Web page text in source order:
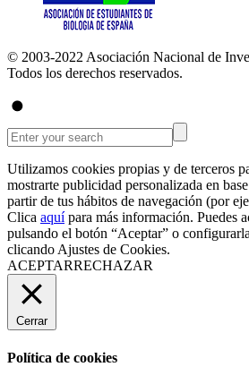
© 2003-2022 Asociación Nacional de
Todos los derechos reservados.
Utilizamos cookies propias y de terceros
mostrarte publicidad personalizada en
partir de tus hábitos de navegación (por
Clica aquí para más información. Puedes
pulsando el botón “Aceptar” o
clicandoAjustes de Cookies.
ACEPTARRECHAZAR
Cerrar
Política de cookies